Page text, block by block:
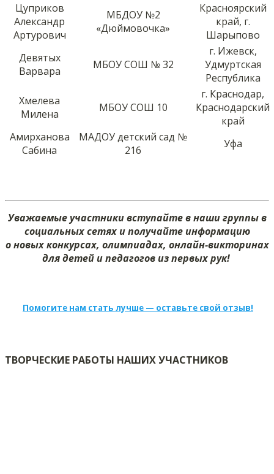
Цуприков
Александр
Артурович
МБДОУ №2
«Дюймовочка»
Красноярский
край, г.
Шарыпово
Девятых
Варвара
МБОУ СОШ № 32
г. Ижевск,
Удмуртская
Республика
Хмелева
Милена
МБОУ СОШ 10
г. Краснодар,
Краснодарский
край
Амирханова
Сабина
МАДОУ детский сад №
216
Уфа
Уважаемые участники вступайте в наши группы в
социальных сетях и получайте информацию
о новых конкурсах, олимпиадах, онлайн-викторинах
для детей и педагогов из первых рук!
Помогите нам стать лучше — оставьте свой отзыв!
ТВОРЧЕСКИЕ РАБОТЫ НАШИХ УЧАСТНИКОВ